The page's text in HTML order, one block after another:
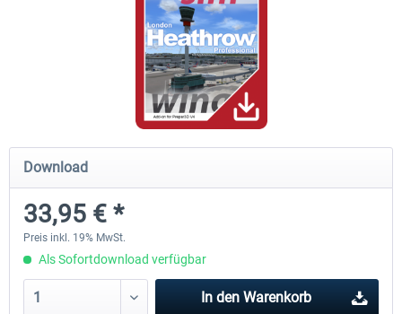
Hamburg-Finkenwerder
11,90 € *
Madeira X Evolution
Download
33,95 € *
Preis inkl. 19% MwSt.
Als Sofortdownload verfügbar
In den Warenkorb